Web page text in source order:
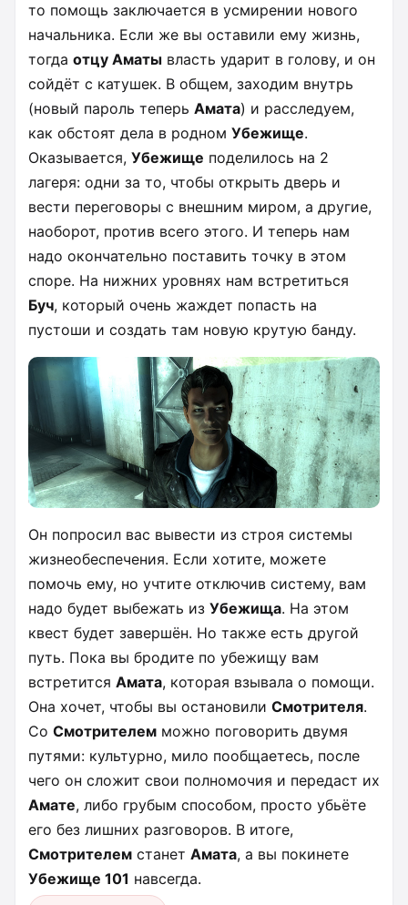
то помощь заключается в усмирении нового
начальника. Если же вы оставили ему жизнь,
тогда отцу Аматы власть ударит в голову, и он
сойдёт с катушек. В общем, заходим внутрь
(новый пароль теперь Амата) и расследуем,
как обстоят дела в родном Убежище.
Оказывается, Убежище поделилось на 2
лагеря: одни за то, чтобы открыть дверь и
вести переговоры с внешним миром, а другие,
наоборот, против всего этого. И теперь нам
надо окончательно поставить точку в этом
споре. На нижних уровнях нам встретиться
Буч, который очень жаждет попасть на
пустоши и создать там новую крутую банду.
Он попросил вас вывести из строя системы
жизнеобеспечения. Если хотите, можете
помочь ему, но учтите отключив систему, вам
надо будет выбежать из Убежища. На этом
квест будет завершён. Но также есть другой
путь. Пока вы бродите по убежищу вам
встретится Амата, которая взывала о помощи.
Она хочет, чтобы вы остановили Смотрителя.
Со Смотрителем можно поговорить двумя
путями: культурно, мило пообщаетесь, после
чего он сложит свои полномочия и передаст их
Амате, либо грубым способом, просто убьёте
его без лишних разговоров. В итоге,
Смотрителем станет Амата, а вы покинете
Убежище 101 навсегда.